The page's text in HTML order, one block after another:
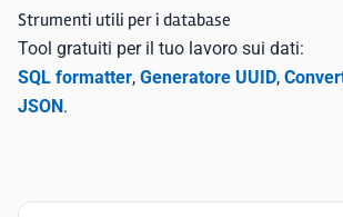
Strumenti utili per i database
Tool gratuiti per il tuo lavoro sui dati:
SQL formatter, Generatore UUID,
JSON.